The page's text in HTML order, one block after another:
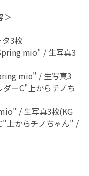
＞
3枚
mio" / 生写真3
mio" / 生写真3
ーC"上からチノち
/ 生写真3枚(KG
上からチノちゃん" /